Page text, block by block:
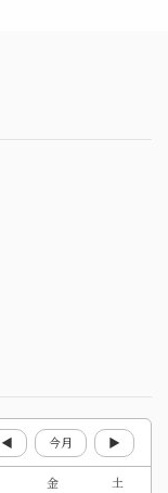
◀ 今月 ▶
金
土